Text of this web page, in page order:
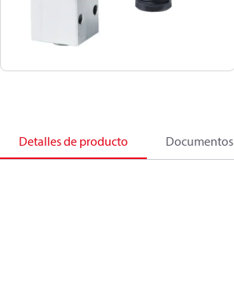
Detalles de producto Documentos